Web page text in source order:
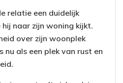
relatie een duidelijk
naar zijn woning kijkt.
over zijn woonplek
nu als een plek van rust en